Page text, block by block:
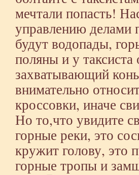
мечтали попасть!
управлению делами
будут водопады,
поляны и у таксиста
захватывающий
внимательно
кроссовки, иначе
Но то,что увидите
горные реки, это
кружит голову, это
горные тропы и